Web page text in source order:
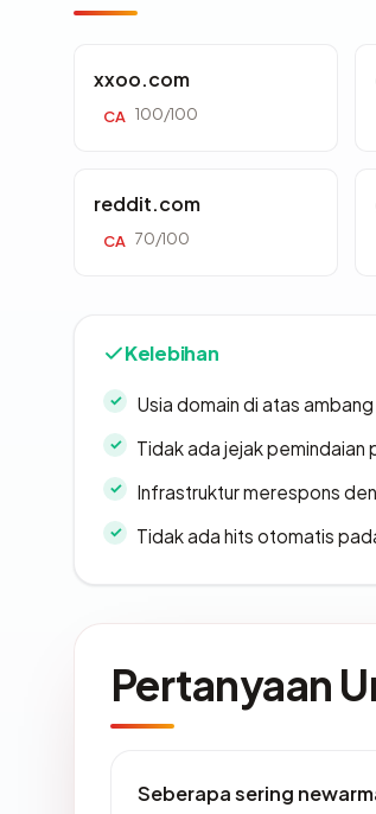
xxoo.com
CA 100/100
reddit.com
CA 70/100
Kelebihan
Usia domain di atas ambang
Tidak ada jejak pemindaian
Infrastruktur merespons
Tidak ada hits otomatis
Pertanyaan
Seberapa sering